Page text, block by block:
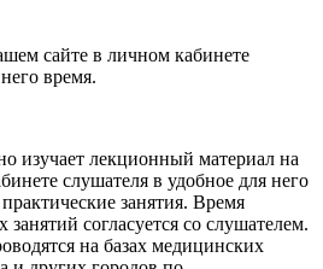
сайте в личном кабинете
время.
изучает лекционный материал на
слушателя в удобное для него
занятия. Время
согласуется со слушателем.
на базах медицинских